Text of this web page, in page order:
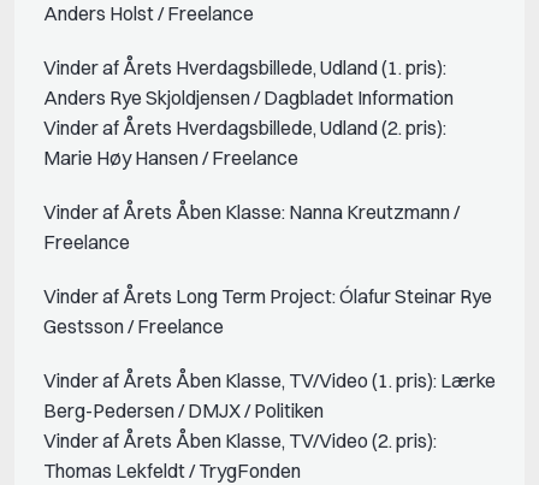
Anders Holst / Freelance
Vinder af Årets Hverdagsbillede, Udland (1. pris):
Anders Rye Skjoldjensen / Dagbladet Information
Vinder af Årets Hverdagsbillede, Udland (2. pris):
Marie Høy Hansen / Freelance
Vinder af Årets Åben Klasse: Nanna Kreutzmann /
Freelance
Vinder af Årets Long Term Project: Ólafur Steinar Rye
Gestsson / Freelance
Vinder af Årets Åben Klasse, TV/Video (1. pris): Lærke
Berg-Pedersen / DMJX / Politiken
Vinder af Årets Åben Klasse, TV/Video (2. pris):
Thomas Lekfeldt / TrygFonden